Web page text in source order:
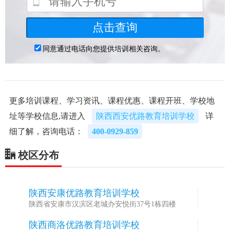
更多培训课程、学习资讯、课程优惠、课程开班、学校地
址等学校信息,请进入
陕西西安优路教育培训学校
详
细了解，咨询电话：
400-0929-859
校区分布
陕西安康优路教育培训学校
陕西省安康市汉滨区老城办安悦街37号1栋四楼
陕西商洛优路教育培训学校